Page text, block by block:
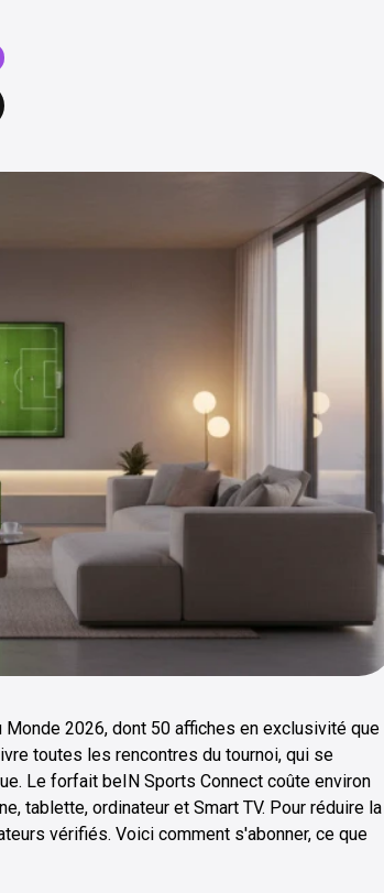
2026, dont 50 affiches en exclusivité que
toutes les rencontres du tournoi, qui se
Le forfait beIN Sports Connect coûte environ
tablette, ordinateur et Smart TV. Pour réduire la
vérifiés. Voici comment s'abonner, ce que